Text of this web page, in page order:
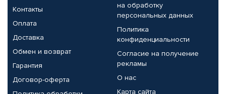
Контакты
Оплата
Доставка
Обмен и возврат
Гарантия
Договор-оферта
на обработку
персональных данных
Политика
конфиденциальности
Согласие на получение
рекламы
О нас
Карта сайта